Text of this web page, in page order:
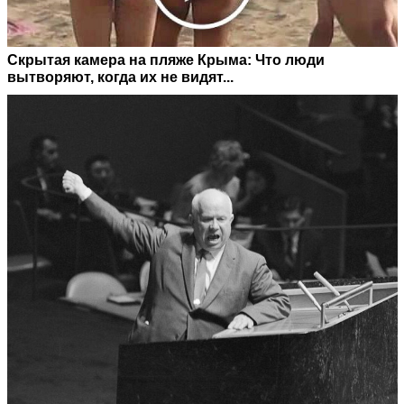
Скрытая камера на пляже Крыма: Что люди
вытворяют, когда их не видят...